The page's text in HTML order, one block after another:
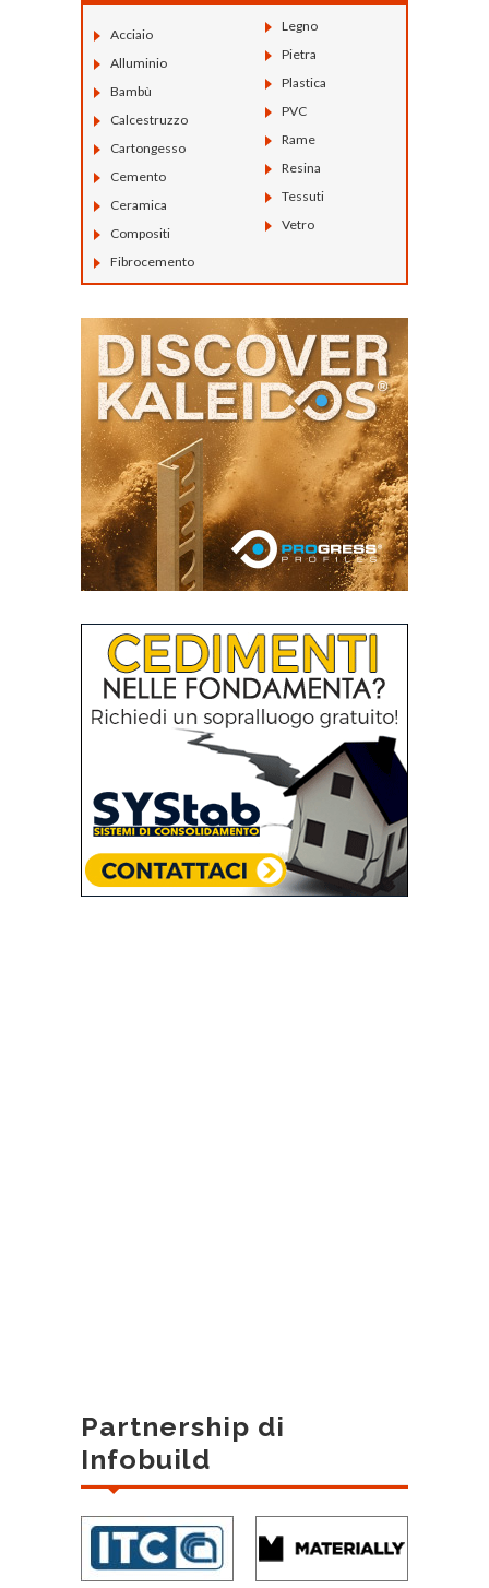
Acciaio
Alluminio
Bambù
Calcestruzzo
Cartongesso
Cemento
Ceramica
Compositi
Fibrocemento
Legno
Pietra
Plastica
PVC
Rame
Resina
Tessuti
Vetro
Partnership di
Infobuild